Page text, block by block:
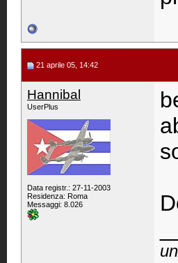
21 aprile 05, 14:42
Hannibal
UserPlus
Data registr.: 27-11-2003
Residenza: Roma
Messaggi: 8.026